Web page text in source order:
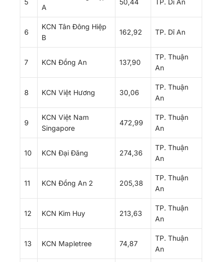
A
6
KCN Tân Đông Hiệp
B
162,92 TP. Dĩ An
7 KCN Đồng An 137,90
TP. Thuận
An
8 KCN Việt Hương 30,06
TP. Thuận
An
9
KCN Việt Nam
Singapore
472,99
TP. Thuận
An
10 KCN Đại Đăng 274,36
TP. Thuận
An
11 KCN Đồng An 2 205,38
TP. Thuận
An
12 KCN Kim Huy 213,63
TP. Thuận
An
13 KCN Mapletree 74,87
TP. Thuận
An